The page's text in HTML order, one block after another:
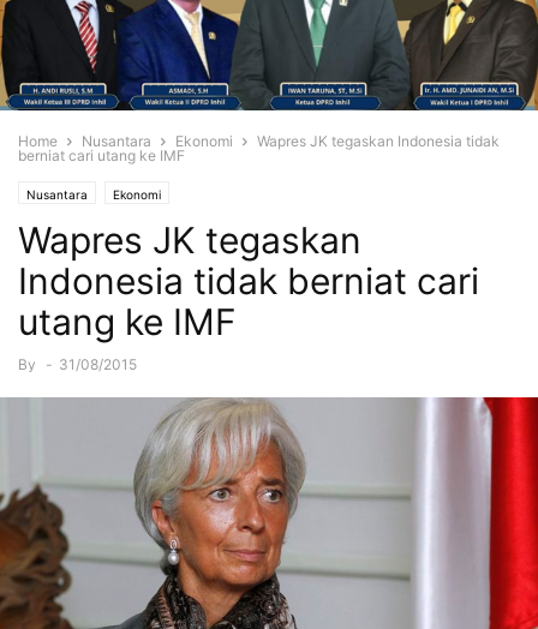
Home Nusantara Ekonomi
Wapres JK tegaskan Indonesia tidak
berniat cari utang ke IMF
Nusantara Ekonomi
Wapres JK tegaskan
Indonesia tidak berniat cari
utang ke IMF
By - 31/08/2015